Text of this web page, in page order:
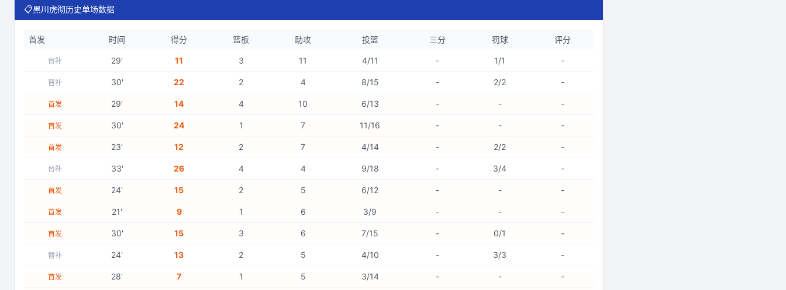
📋黒川虎彻历史单场数据
首发 时间 得分 篮板 助攻 投篮 三分 罚球 评分
替补 29' 11 3 11 4/11 - 1/1 -
替补 30' 22 2 4 8/15 - 2/2 -
首发 29' 14 4 10 6/13 - - -
首发 30' 24 1 7 11/16 - - -
首发 23' 12 2 7 4/14 - 2/2 -
替补 33' 26 4 4 9/18 - 3/4 -
首发 24' 15 2 5 6/12 - - -
首发 21' 9 1 6 3/9 - - -
首发 30' 15 3 6 7/15 - 0/1 -
替补 24' 13 2 5 4/10 - 3/3 -
首发 28' 7 1 5 3/14 - - -